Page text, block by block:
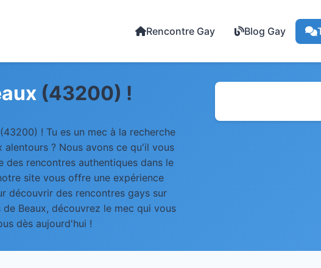
Rencontre Gay Blog Gay
(43200) !
! Tu es un mec à la recherche
? Nous avons ce qu'il vous
rencontres authentiques dans le
site vous offre une expérience
découvrir des rencontres gays sur
Beaux, découvrez le mec qui vous
dès aujourd'hui !